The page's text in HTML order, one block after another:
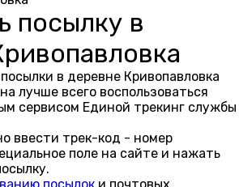
посылку в
в деревне Кривопавловка
лучше всего воспользоваться
сервисом Единой трекинг службы
ввести трек-код - номер
поле на сайте и нажать